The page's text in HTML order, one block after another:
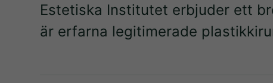
Estetiska Institutet erbjuder ett
är erfarna legitimerade